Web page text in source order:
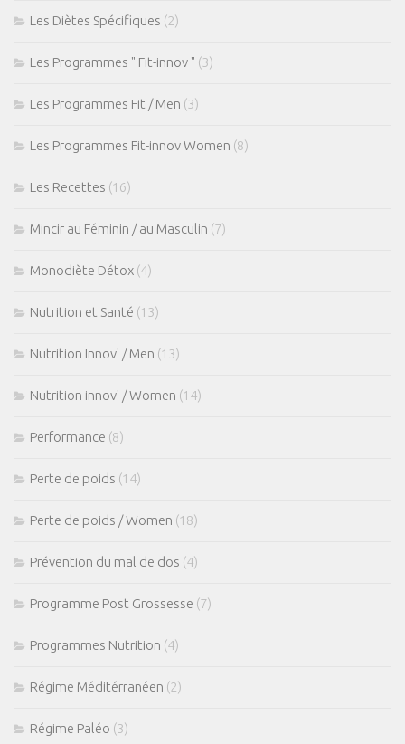
Les Diètes Spécifiques (2)
Les Programmes " Fit-innov " (3)
Les Programmes Fit / Men (3)
Les Programmes Fit-innov Women (8)
Les Recettes (16)
Mincir au Féminin / au Masculin (7)
Monodiète Détox (4)
Nutrition et Santé (13)
Nutrition Innov' / Men (13)
Nutrition innov' / Women (14)
Performance (8)
Perte de poids (14)
Perte de poids / Women (18)
Prévention du mal de dos (4)
Programme Post Grossesse (7)
Programmes Nutrition (4)
Régime Méditérranéen (2)
Régime Paléo (3)